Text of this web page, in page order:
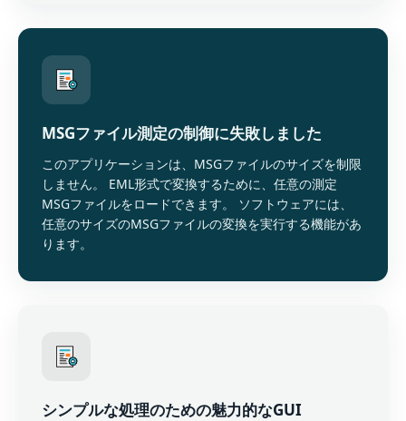
MSGファイル測定の制御に失敗しました
このアプリケーションは、MSGファイルのサイズを制限
しません。 EML形式で変換するために、任意の測定
MSGファイルをロードできます。 ソフトウェアには、
任意のサイズのMSGファイルの変換を実行する機能があ
ります。
シンプルな処理のための魅力的なGUI